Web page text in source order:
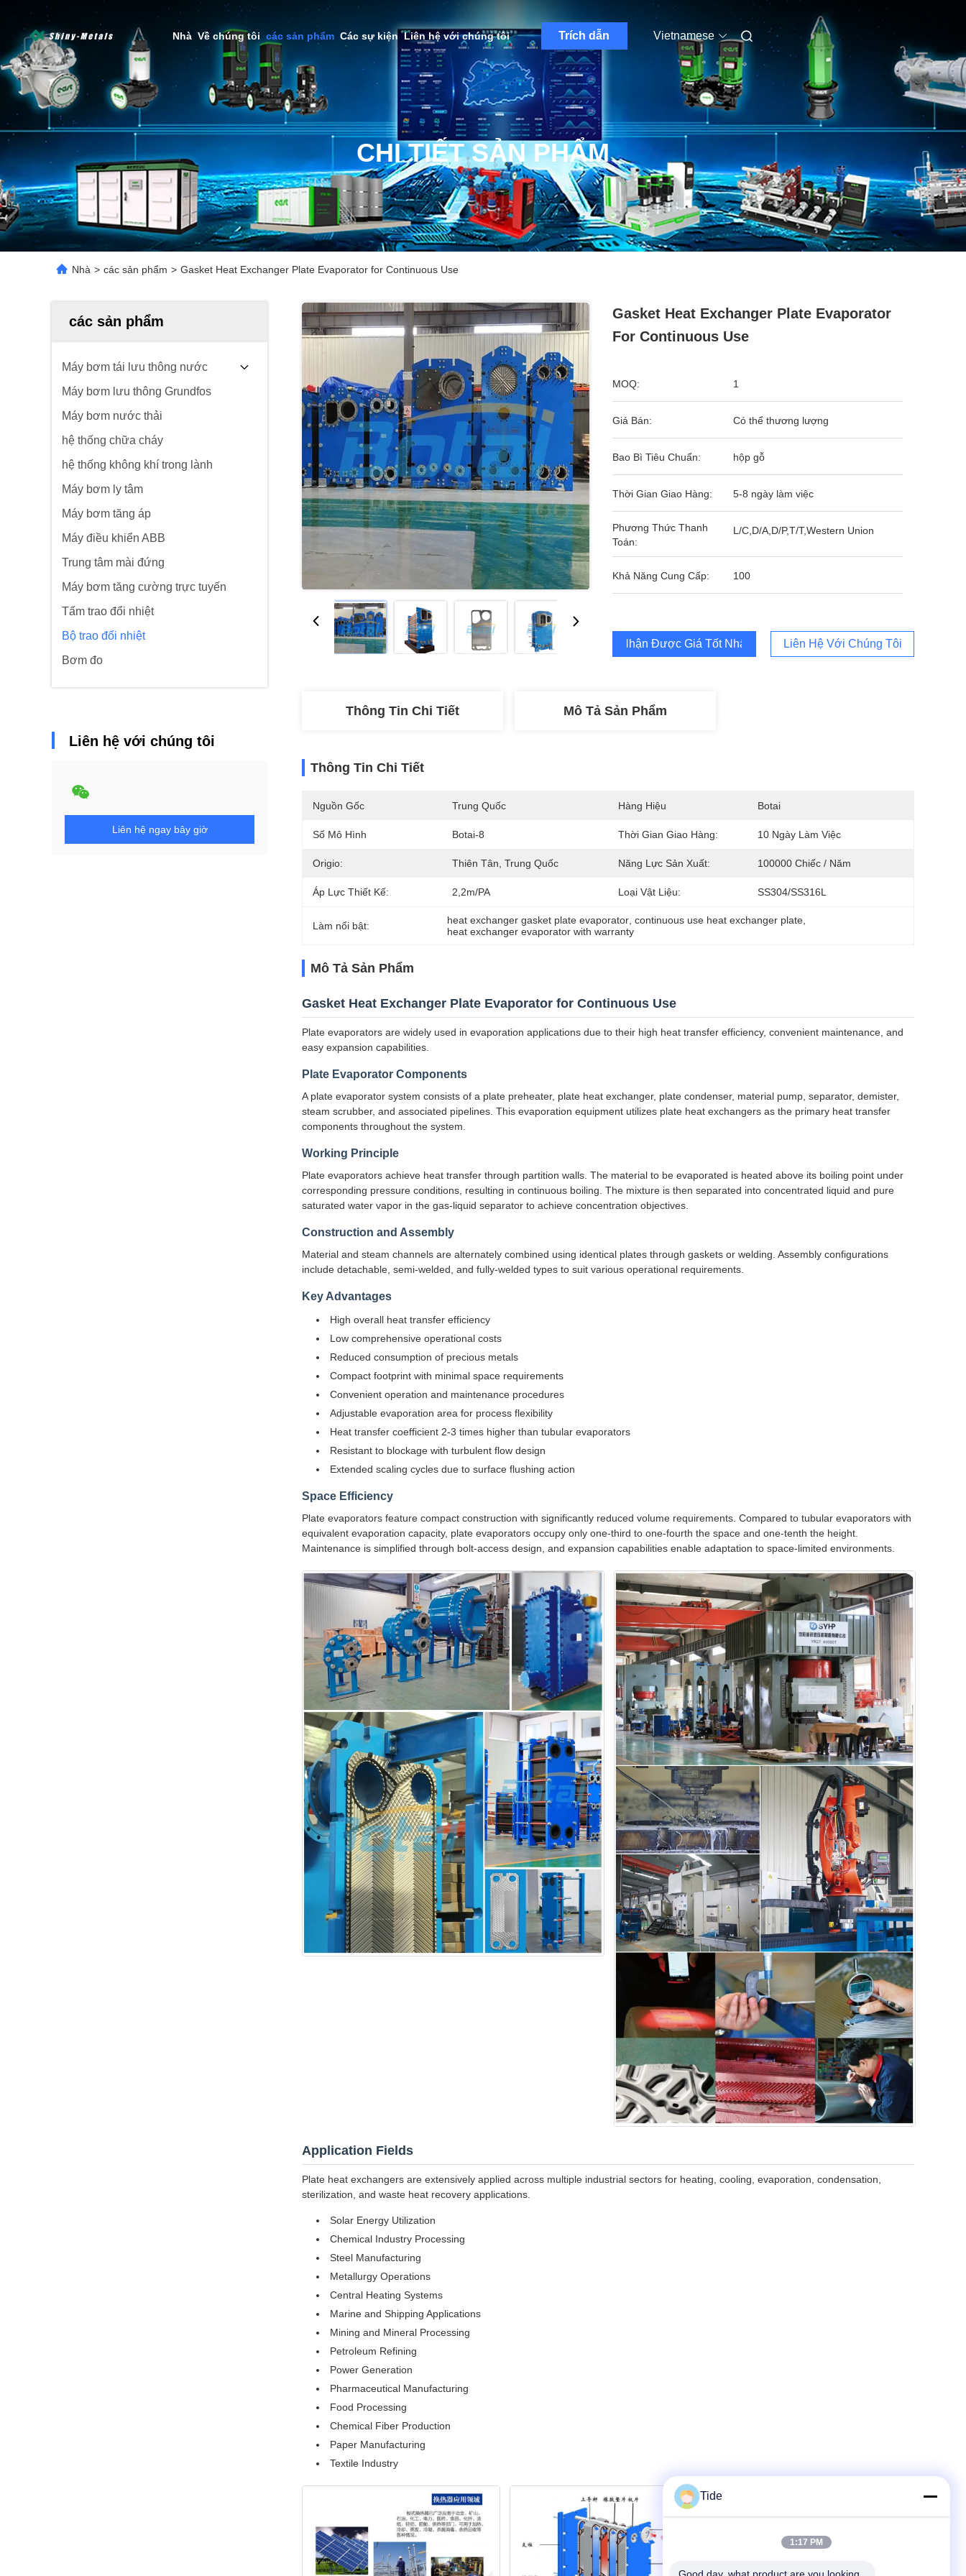
Nhà Về chúng tôi các sản phẩm Các sự kiện Liên hệ với chúng tôi Trích dẫn Vietnamese
CHI TIẾT SẢN PHẨM
Nhà > các sản phẩm > Gasket Heat Exchanger Plate Evaporator for Continuous Use
các sản phẩm
Máy bơm tái lưu thông nước
Máy bơm lưu thông Grundfos
Máy bơm nước thải
hệ thống chữa cháy
hệ thống không khí trong lành
Máy bơm ly tâm
Máy bơm tăng áp
Máy điều khiển ABB
Trung tâm mài đứng
Máy bơm tăng cường trực tuyến
Tấm trao đổi nhiệt
Bộ trao đổi nhiệt
Bơm đo
Liên hệ với chúng tôi
Liên hệ ngay bây giờ
Gasket Heat Exchanger Plate Evaporator
For Continuous Use
MOQ: 1
Giá Bán: Có thể thương lượng
Bao Bì Tiêu Chuẩn: hộp gỗ
Thời Gian Giao Hàng: 5-8 ngày làm việc
Phương Thức Thanh
Toán:
L/C,D/A,D/P,T/T,Western Union
Khả Năng Cung Cấp: 100
Nhận Được Giá Tốt Nhất Liên Hệ Với Chúng Tôi
Thông Tin Chi Tiết Mô Tả Sản Phẩm
Thông Tin Chi Tiết
Nguồn Gốc Trung Quốc Hàng Hiệu Botai
Số Mô Hình Botai-8 Thời Gian Giao Hàng: 10 Ngày Làm Việc
Origio: Thiên Tân, Trung Quốc Năng Lực Sản Xuất: 100000 Chiếc / Năm
Áp Lực Thiết Kế: 2,2m/PA Loại Vật Liệu: SS304/SS316L
Làm nổi bật: heat exchanger gasket plate evaporator , continuous use heat exchanger plate
heat exchanger evaporator with warranty
Mô Tả Sản Phẩm
Gasket Heat Exchanger Plate Evaporator for Continuous Use
Plate evaporators are widely used in evaporation applications due to their high heat transfer efficiency, convenient maintenance, and
easy expansion capabilities.
Plate Evaporator Components
A plate evaporator system consists of a plate preheater, plate heat exchanger, plate condenser, material pump, separator, demister,
steam scrubber, and associated pipelines. This evaporation equipment utilizes plate heat exchangers as the primary heat transfer
components throughout the system.
Working Principle
Plate evaporators achieve heat transfer through partition walls. The material to be evaporated is heated above its boiling point under
corresponding pressure conditions, resulting in continuous boiling. The mixture is then separated into concentrated liquid and pure
saturated water vapor in the gas-liquid separator to achieve concentration objectives.
Construction and Assembly
Material and steam channels are alternately combined using identical plates through gaskets or welding. Assembly configurations
include detachable, semi-welded, and fully-welded types to suit various operational requirements.
Key Advantages
High overall heat transfer efficiency
Low comprehensive operational costs
Reduced consumption of precious metals
Compact footprint with minimal space requirements
Convenient operation and maintenance procedures
Adjustable evaporation area for process flexibility
Heat transfer coefficient 2-3 times higher than tubular evaporators
Resistant to blockage with turbulent flow design
Extended scaling cycles due to surface flushing action
Space Efficiency
Plate evaporators feature compact construction with significantly reduced volume requirements. Compared to tubular evaporators with
equivalent evaporation capacity, plate evaporators occupy only one-third to one-fourth the space and one-tenth the height.
Maintenance is simplified through bolt-access design, and expansion capabilities enable adaptation to space-limited environments.
Application Fields
Plate heat exchangers are extensively applied across multiple industrial sectors for heating, cooling, evaporation, condensation,
sterilization, and waste heat recovery applications.
Solar Energy Utilization
Chemical Industry Processing
Steel Manufacturing
Metallurgy Operations
Central Heating Systems
Marine and Shipping Applications
Mining and Mineral Processing
Petroleum Refining
Power Generation
Pharmaceutical Manufacturing
Food Processing
Chemical Fiber Production
Paper Manufacturing
Textile Industry
Tide
1:17 PM